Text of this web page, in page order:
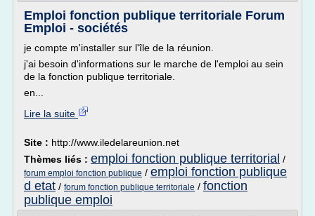
Emploi fonction publique territoriale Forum
Emploi - sociétés
je compte m'installer sur l'île de la réunion.
j'ai besoin d'informations sur le marche de l'emploi au sein
de la fonction publique territoriale.
en...
Lire la suite
Site : http://www.iledelareunion.net
Thèmes liés : emploi fonction publique territorial /
forum emploi fonction publique / emploi fonction publique
d etat / forum fonction publique territoriale / fonction
publique emploi